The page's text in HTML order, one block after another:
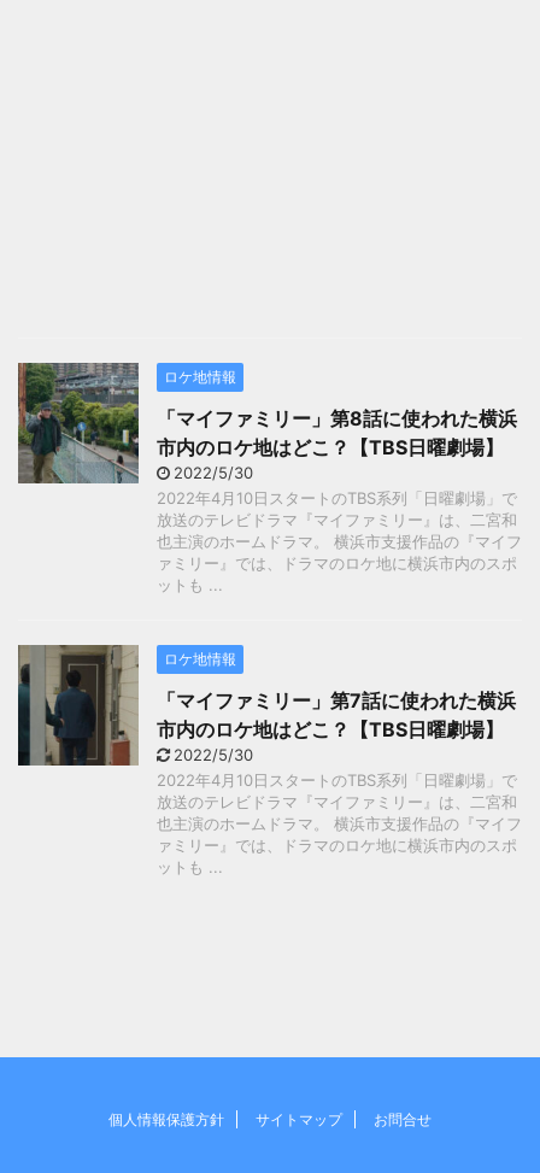
ロケ地情報
「マイファミリー」第8話に使われた横浜
市内のロケ地はどこ？【TBS日曜劇場】
2022/5/30
2022年4月10日スタートのTBS系列「日曜劇場」で
放送のテレビドラマ『マイファミリー』は、二宮和
也主演のホームドラマ。 横浜市支援作品の『マイフ
ァミリー』では、ドラマのロケ地に横浜市内のスポ
ットも ...
ロケ地情報
「マイファミリー」第7話に使われた横浜
市内のロケ地はどこ？【TBS日曜劇場】
2022/5/30
2022年4月10日スタートのTBS系列「日曜劇場」で
放送のテレビドラマ『マイファミリー』は、二宮和
也主演のホームドラマ。 横浜市支援作品の『マイフ
ァミリー』では、ドラマのロケ地に横浜市内のスポ
ットも ...
個人情報保護方針 サイトマップ お問合せ